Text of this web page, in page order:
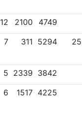
12 2100 4749
7 311 5294
5 2339 3842
6 1517 4225